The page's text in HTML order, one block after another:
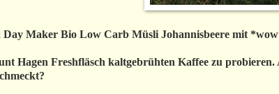
Day Maker Bio Low Carb Müsli Johannisbeere mit
Hagen Freshfläsch kaltgebrühten Kaffee zu